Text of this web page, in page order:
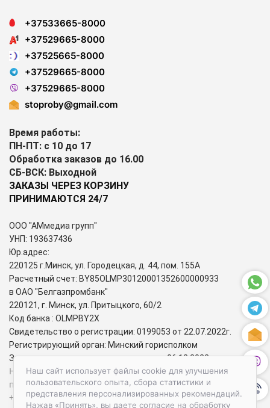
Наш сайт использует файлы cookie для улучшения
пользовательского опыта, сбора статистики и
представления персонализированных рекомендаций.
Нажав «Принять», вы даете согласие на обработку
+37533665-8000
+37529665-8000
+37525665-8000
+37529665-8000
+37529665-8000
stoproby@gmail.com
Время работы:
ПН-ПТ: с 10 до 17
Обработка заказов до 16.00
СБ-ВСК: Выходной
ЗАКАЗЫ ЧЕРЕЗ КОРЗИНУ
ПРИНИМАЮТСЯ 24/7
ООО "АМмедиа групп"
УНП: 193637436
Юр.адрес:
220125 г.Минск, ул. Городецкая, д. 44, пом. 155А
Расчетный счет: BY85OLMP30120001352600000933
в ОАО "Белгазпромбанк"
220121, г. Минск, ул. Притыцкого, 60/2
Код банка : OLMPBY2X
Свидетельство о регистрации: 0199053 от 22.07.2022г.
Регистрирующий орган: Минский горисполком
Зарегистрирован в торговом реестре: 06.12.2022г.
Номера городских телефонов уполномоченных по защите
прав потребителей:
+37517-284-39-34 – администрация Первомайского района